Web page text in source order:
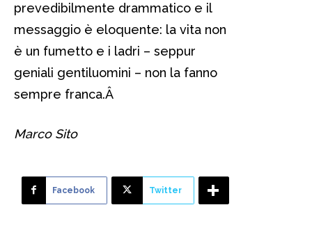
prevedibilmente drammatico e il
messaggio è eloquente: la vita non
è un fumetto e i ladri – seppur
geniali gentiluomini – non la fanno
sempre franca.Â
Marco Sito
Facebook Twitter